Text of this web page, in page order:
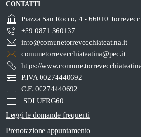
CONTATTI
Piazza San Rocco, 4 - 66010
+39 0871 360137
info@comunetorrevecchiateatina.it
comunetorrevecchiateatina@pec.it
https://
P.IVA 00274440692
C.F. 00274440692
SDI UFRG60
Leggi le domande frequenti
Prenotazione appuntamento